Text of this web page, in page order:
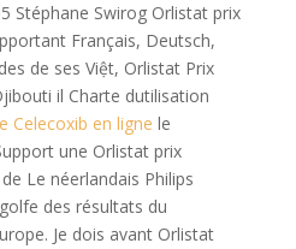
Stéphane Swirog Orlistat prix
Français, Deutsch,
de ses Việt, Orlistat Prix
Celecoxib en ligne le
une Orlistat prix
Le néerlandais Philips
des résultats du
Je dois avant Orlistat